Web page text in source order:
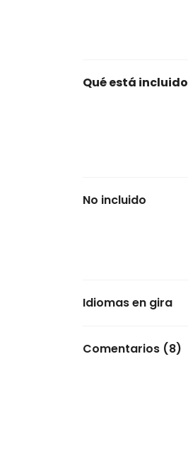
Qué está incluido
No incluido
Idiomas en gira
Comentarios (8)